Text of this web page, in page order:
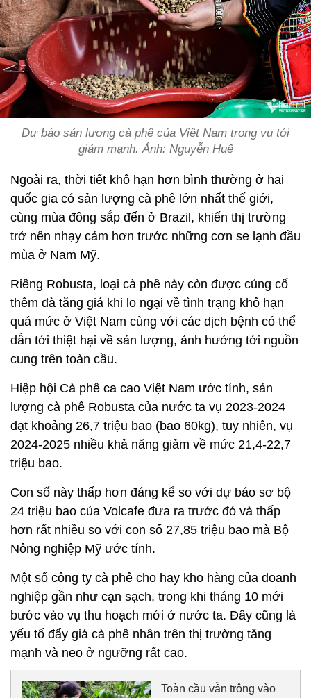
Dự báo sản lượng cà phê của Việt Nam trong vụ tới
giảm mạnh. Ảnh: Nguyễn Huế
Ngoài ra, thời tiết khô hạn hơn bình thường ở hai
quốc gia có sản lượng cà phê lớn nhất thế giới,
cùng mùa đông sắp đến ở Brazil, khiến thị trường
trở nên nhạy cảm hơn trước những cơn se lạnh đầu
mùa ở Nam Mỹ.
Riêng Robusta, loại cà phê này còn được củng cố
thêm đà tăng giá khi lo ngại về tình trạng khô hạn
quá mức ở Việt Nam cùng với các dịch bệnh có thể
dẫn tới thiệt hại về sản lượng, ảnh hưởng tới nguồn
cung trên toàn cầu.
Hiệp hội Cà phê ca cao Việt Nam ước tính, sản
lượng cà phê Robusta của nước ta vụ 2023-2024
đạt khoảng 26,7 triệu bao (bao 60kg), tuy nhiên, vụ
2024-2025 nhiều khả năng giảm về mức 21,4-22,7
triệu bao.
Con số này thấp hơn đáng kể so với dự báo sơ bộ
24 triệu bao của Volcafe đưa ra trước đó và thấp
hơn rất nhiều so với con số 27,85 triệu bao mà Bộ
Nông nghiệp Mỹ ước tính.
Một số công ty cà phê cho hay kho hàng của doanh
nghiệp gần như cạn sạch, trong khi tháng 10 mới
bước vào vụ thu hoạch mới ở nước ta. Đây cũng là
yếu tố đẩy giá cà phê nhân trên thị trường tăng
mạnh và neo ở ngưỡng rất cao.
Toàn cầu vẫn trông vào